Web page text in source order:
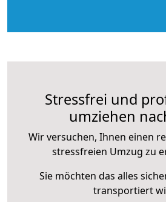
Stressfrei und
umziehen
Wir versuchen, Ihnen einen
stressfreien Umzug zu
Sie möchten das alles
transportiert